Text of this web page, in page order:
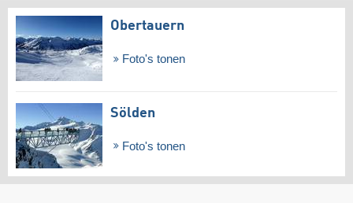
Obertauern
Foto's tonen
Sölden
Foto's tonen